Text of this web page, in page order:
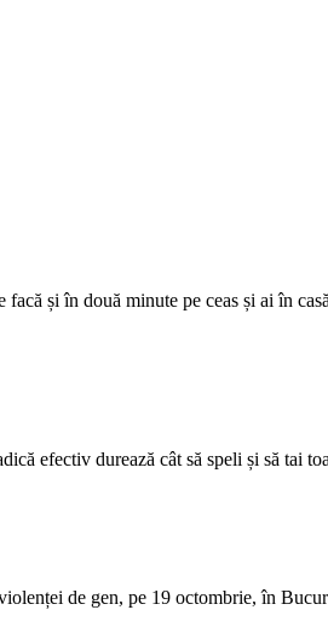
și în două minute pe ceas și ai în
efectiv durează cât să speli și să tai
de gen, pe 19 octombrie, în